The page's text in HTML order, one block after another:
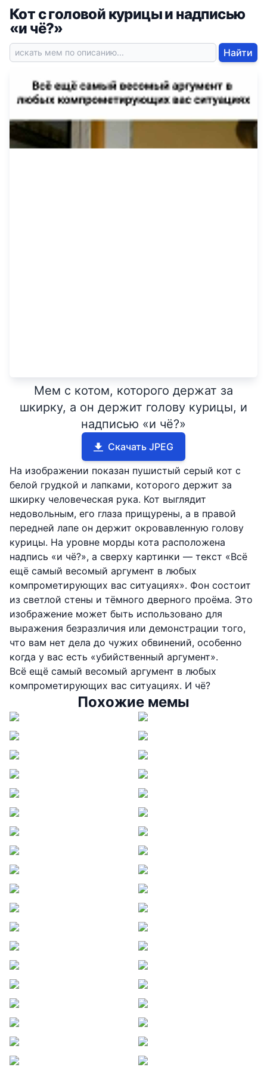
Кот с головой курицы и надписью
«и чё?»
Найти
Мем с котом, которого держат за
шкирку, а он держит голову курицы, и
надписью «и чё?»
Скачать JPEG
На изображении показан пушистый серый кот с
белой грудкой и лапками, которого держит за
шкирку человеческая рука. Кот выглядит
недовольным, его глаза прищурены, а в правой
передней лапе он держит окровавленную голову
курицы. На уровне морды кота расположена
надпись «и чё?», а сверху картинки — текст «Всё
ещё самый весомый аргумент в любых
компрометирующих вас ситуациях». Фон состоит
из светлой стены и тёмного дверного проёма. Это
изображение может быть использовано для
выражения безразличия или демонстрации того,
что вам нет дела до чужих обвинений, особенно
когда у вас есть «убийственный аргумент».
Всё ещё самый весомый аргумент в любых
компрометирующих вас ситуациях. И чё?
Похожие мемы